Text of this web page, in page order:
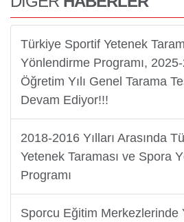
Türkiye Sportif Yetenek
Yönlendirme Programı,
Öğretim Yılı Genel Tarama
Devam Ediyor!!!
2018-2016 Yılları Arasında
Yetenek Taraması ve Spora
Programı
Sporcu Eğitim Merkezlerinde